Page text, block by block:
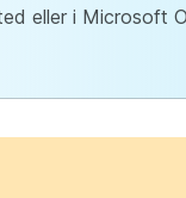
eller i Microsoft